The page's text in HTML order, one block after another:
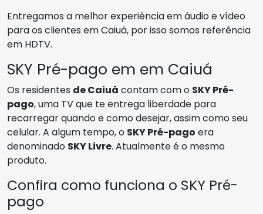
Entregamos a melhor experiência em áudio e vídeo
para os clientes em Caiuá, por isso somos referência
em HDTV.
SKY Pré-pago em em Caiuá
Os residentes de Caiuá contam com o SKY Pré-
pago, uma TV que te entrega liberdade para
recarregar quando e como desejar, assim como seu
celular. A algum tempo, o SKY Pré-pago era
denominado SKY Livre. Atualmente é o mesmo
produto.
Confira como funciona o SKY Pré-
pago